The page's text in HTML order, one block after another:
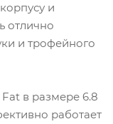
и
отлично
и трофейного
в размере 6.8
работает